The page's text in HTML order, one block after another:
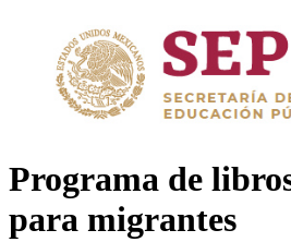
Programa de
para migrantes